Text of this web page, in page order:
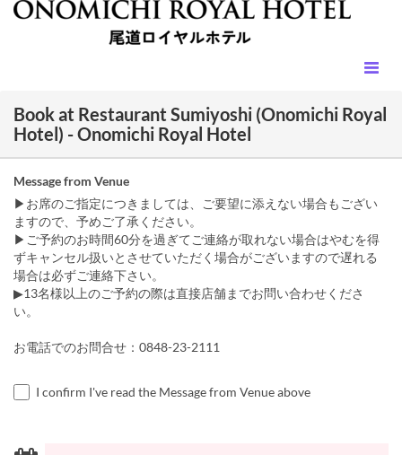
Book at Restaurant Sumiyoshi (Onomichi Royal
Hotel) - Onomichi Royal Hotel
Message from Venue
▶お席のご指定につきましては、ご要望に添えない場合もござい
ますので、予めご了承ください。
▶ご予約のお時間60分を過ぎてご連絡が取れない場合はやむを得
ずキャンセル扱いとさせていただく場合がございますので遅れる
場合は必ずご連絡下さい。
▶13名様以上のご予約の際は直接店舗までお問い合わせくださ
い。
お電話でのお問合せ：0848-23-2111
I confirm I've read the Message from Venue above